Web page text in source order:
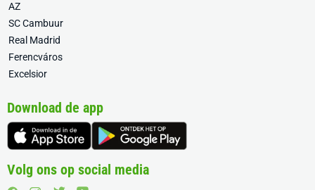
AZ
SC Cambuur
Real Madrid
Ferencváros
Excelsior
Download de app
Volg ons op social media